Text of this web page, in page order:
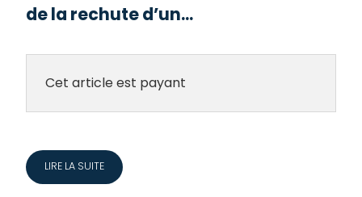
de la rechute d’un...
Cet article est payant
LIRE LA SUITE